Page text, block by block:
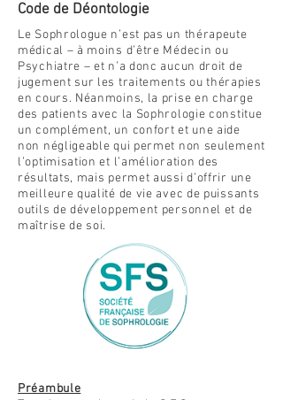
Code de Déontologie
Le Sophrologue n’est pas un thérapeute
médical – à moins d’être Médecin ou
Psychiatre – et n’a donc aucun droit de
jugement sur les traitements ou thérapies
en cours. Néanmoins, la prise en charge
des patients avec la Sophrologie constitue
un complément, un confort et une aide
non négligeable qui permet non seulement
l’optimisation et l’amélioration des
résultats, mais permet aussi d’offrir une
meilleure qualité de vie avec de puissants
outils de développement personnel et de
maîtrise de soi.
Préambule